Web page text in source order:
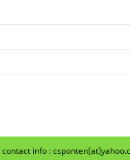
info :